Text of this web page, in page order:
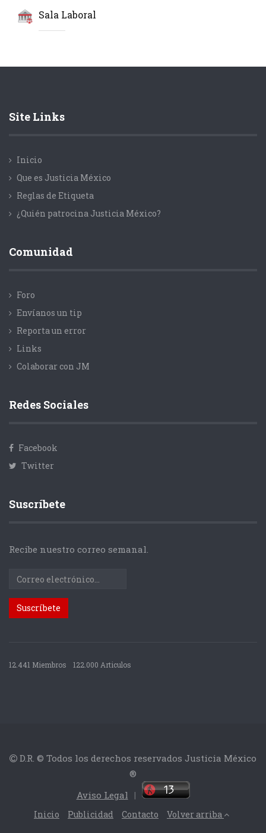
Sala Laboral
Site Links
Inicio
Que es Justicia México
Reglas de Etiqueta
¿Quién patrocina Justicia México?
Comunidad
Foro
Envíanos un tip
Reporta un error
Links
Colaborar con JM
Redes Sociales
Facebook
Twitter
Suscríbete
Recibe nuestro correo semanal.
12.441 Miembros 122.000 Articulos
D.R. © Todos los derechos reservados Justicia México
®
Aviso Legal |
Inicio Publicidad Contacto Volver arriba